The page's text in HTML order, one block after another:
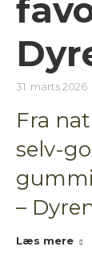
31. marts 2026
Fra
selv-
–
Læs mere